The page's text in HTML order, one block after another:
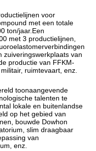
voor
met een totale
ton/jaar.Een
met 3 productielijnen,
zuiveringswerkplaats van
productie van FFKM-
ruimtevaart, enz.
toonaangevende
talenten te
lokale en buitenlandse
op het gebied van
bouwde Dowhon
slim draagbaar
van
enz.